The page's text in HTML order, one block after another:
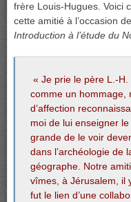
frère Louis-Hugues. Voici
cette amitié à l’occasion
Introduction à l’étude du
« Je prie le père L.-H.
comme un hommage,
d’affection
moi de lui enseigner
grande de le voir
dans l’archéologie de
géographe. Notre
vîmes, à Jérusalem, il
fut le lien d’une